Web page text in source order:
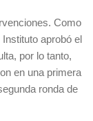
Como
aprobó el
por lo tanto,
en una primera
ronda de